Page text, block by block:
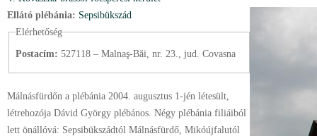
Ellátó plébánia: Sepsibükszád
Elérhetőség
Postacím: 527118 – Malnaş-Băi, nr. 23., jud. Covasna
Málnásfürdőn a plébánia 2004. augusztus 1-jén létesült,
létrehozója Dávid György plébános. Négy plébánia filiáiból
lett önállóvá: Sepsibükszádtól Málnásfürdő, Mikóújfalutól